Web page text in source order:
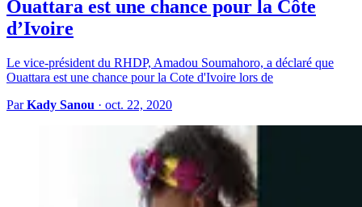
Ouattara est une chance pour la Côte
d’Ivoire
Le vice-président du RHDP, Amadou Soumahoro, a déclaré que
Ouattara est une chance pour la Cote d'Ivoire lors de
ParKady Sanou · oct. 22, 2020